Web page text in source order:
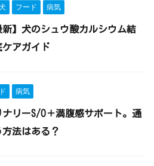
フード 病気
新】犬のシュウ酸カルシウム結
アガイド
病気
ナリーS/O＋満腹感サポート。通
方法はある？